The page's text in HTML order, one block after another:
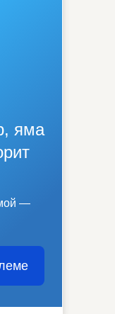
яма
—